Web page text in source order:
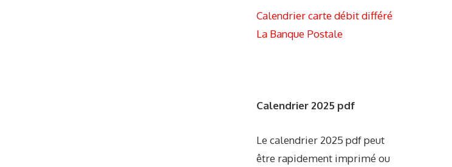
Calendrier carte débit différé
La Banque Postale
Calendrier 2025 pdf
Le calendrier 2025 pdf peut
être rapidement imprimé ou